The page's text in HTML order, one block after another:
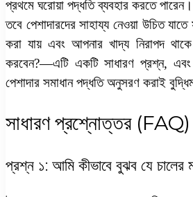
প্রথমে ঘরোয়া পদ্ধতি ব্যবহার করতে
তবে পেশাদারদের সাহায্য নেওয়া উচিত
করা যায় এবং আপনার খাদ্য নিরাপদ
করবেন?—এটি একটি সাধারণ প্রশ্ন,
পেশাদার সমাধান পদ্ধতি অনুসরণ করাই
সাধারণ প্রশ্নোত্তর (FAQ)
প্রশ্ন ১: আমি কীভাবে বুঝব যে চালের